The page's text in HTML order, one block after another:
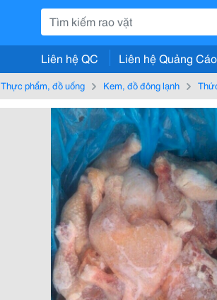
Liên hệ QC Liên hệ Quảng
Thực phẩm, đồ uống Kem, đồ đông lạnh